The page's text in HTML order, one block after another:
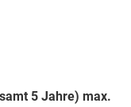
5 Jahre) max.